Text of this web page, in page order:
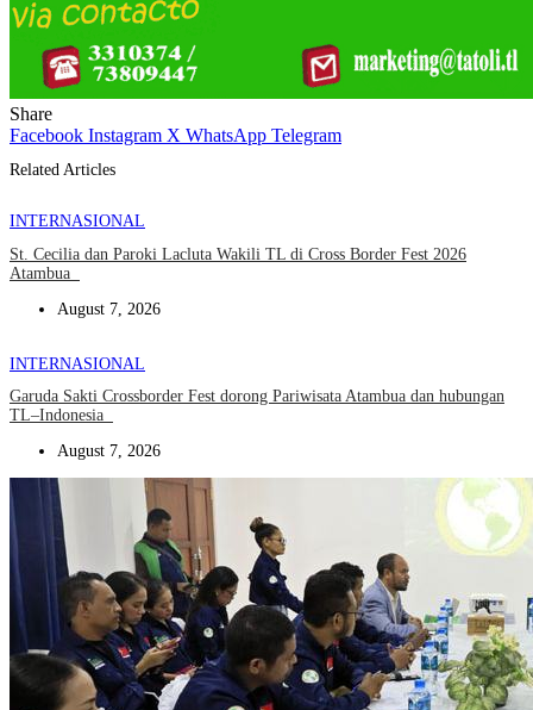
Share
Facebook Instagram X WhatsApp Telegram
Related Articles
INTERNASIONAL
St. Cecilia dan Paroki Lacluta Wakili TL di Cross Border Fest 2026
Atambua
August 7, 2026
INTERNASIONAL
Garuda Sakti Crossborder Fest dorong Pariwisata Atambua dan hubungan
TL–Indonesia
August 7, 2026